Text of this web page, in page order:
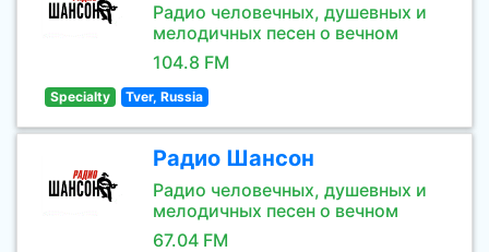
Радио человечных, душевных и
мелодичных песен о вечном
104.8 FM
Specialty Tver, Russia
Радио Шансон
Радио человечных, душевных и
мелодичных песен о вечном
67.04 FM